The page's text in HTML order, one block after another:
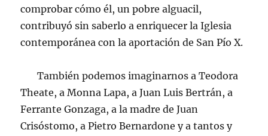
comprobar cómo él, un pobre alguacil,
contribuyó sin saberlo a enriquecer la Iglesia
contemporánea con la aportación de San Pío X.
También podemos imaginarnos a Teodora
Theate, a Monna Lapa, a Juan Luis Bertrán, a
Ferrante Gonzaga, a la madre de Juan
Crisóstomo, a Pietro Bernardone y a tantos y